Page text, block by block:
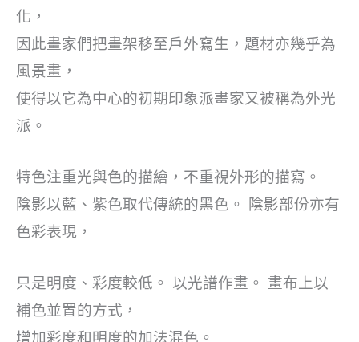
化，
因此畫家們把畫架移至戶外寫生，題材亦幾乎為
風景畫，
使得以它為中心的初期印象派畫家又被稱為外光
派。
特色注重光與色的描繪，不重視外形的描寫。
陰影以藍、紫色取代傳統的黑色。 陰影部份亦有
色彩表現，
只是明度、彩度較低。 以光譜作畫。 畫布上以
補色並置的方式，
增加彩度和明度的加法混色。